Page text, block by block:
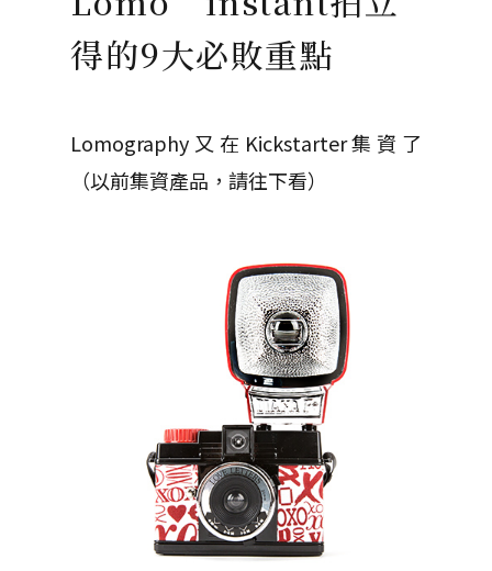
得的9大必敗重點
Lomography又在Kickstarter集資了
（以前集資產品，請往下看）